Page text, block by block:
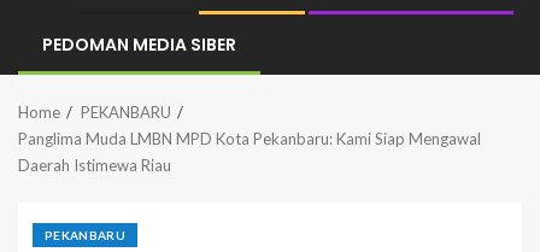
PEDOMAN MEDIA SIBER
Home
PEKANBARU
Panglima Muda LMBN MPD Kota Pekanbaru: Kami Siap Mengawal
Daerah Istimewa Riau
PEKANBARU